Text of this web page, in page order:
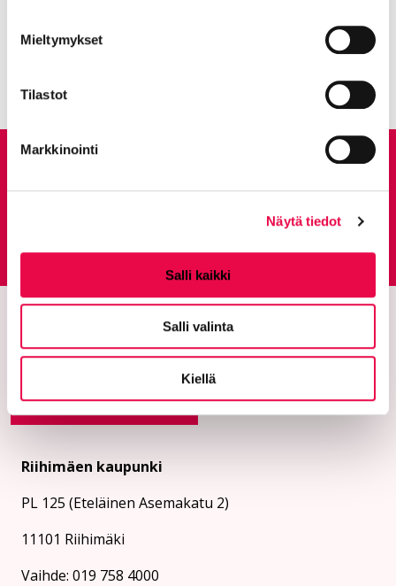
Mieltymykset
Tilastot
Markkinointi
Näytä tiedot
Salli kaikki
Salli valinta
Kiellä
Kaikki artikkelit:
Palautepalvelu
Siirtyy ulkoiselle
Riihimäen kaupunki
PL 125 (Eteläinen Asemakatu 2)
11101 Riihimäki
Vaihde: 019 758 4000